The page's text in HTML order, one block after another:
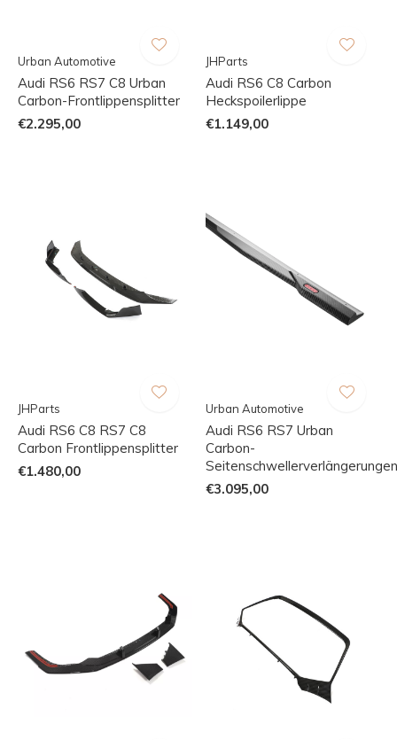
Urban Automotive
Audi RS6 RS7 C8 Urban
Carbon-Frontlippensplitter
€2.295,00
JHParts
Audi RS6 C8 Carbon
Heckspoilerlippe
€1.149,00
JHParts
Audi RS6 C8 RS7 C8
Carbon Frontlippensplitter
€1.480,00
Urban Automotive
Audi RS6 RS7 Urban
Carbon-
Seitenschwellerverlängerungen
€3.095,00